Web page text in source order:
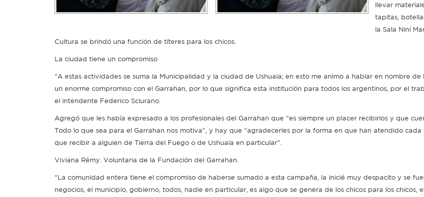
llevar
tapitas,
la Sala Niní
Cultura se brindó una función de títeres para los chicos.
La ciudad tiene un compromiso
“A estas actividades se suma la Municipalidad y la ciudad de Ushuaia; en esto me animo a hablar en nombre
un enorme compromiso con el Garrahan, por lo que significa esta institución para todos los argentinos, por el
el intendente Federico Sciurano.
Agregó que les había expresado a los profesionales del Garrahan que “es siempre un placer recibirlos y que
Todo lo que sea para el Garrahan nos motiva”, y hay que “agradecerles por la forma en que han atendido
que recibir a alguien de Tierra del Fuego o de Ushuaia en particular”.
Viviana Rémy. Voluntaria de la Fundación del Garrahan.
“La comunidad entera tiene el compromiso de haberse sumado a esta campaña, la inicié muy despacito y se
negocios, el municipio, gobierno, todos, nadie en particular, es algo que se genera de los chicos para los chicos,